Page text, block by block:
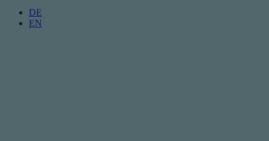
DE
EN